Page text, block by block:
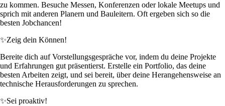
zu kommen. Besuche Messen, Konferenzen oder lokale Meetups und
sprich mit anderen Planern und Bauleitern. Oft ergeben sich so die
besten Jobchancen!
✨Zeig dein Können!
Bereite dich auf Vorstellungsgespräche vor, indem du deine Projekte
und Erfahrungen gut präsentierst. Erstelle ein Portfolio, das deine
besten Arbeiten zeigt, und sei bereit, über deine Herangehensweise an
technische Herausforderungen zu sprechen.
✨Sei proaktiv!